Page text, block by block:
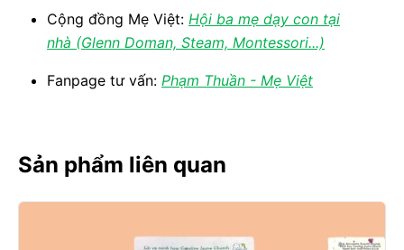
Cộng đồng Mẹ Việt: Hội ba mẹ dạy con tại
nhà (Glenn Doman, Steam, Montessori...)
Fanpage tư vấn: Phạm Thuần - Mẹ Việt
Sản phẩm liên quan